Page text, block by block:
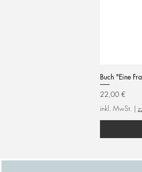
Buch "Eine
Preis
22,00 €
inkl. MwSt. |